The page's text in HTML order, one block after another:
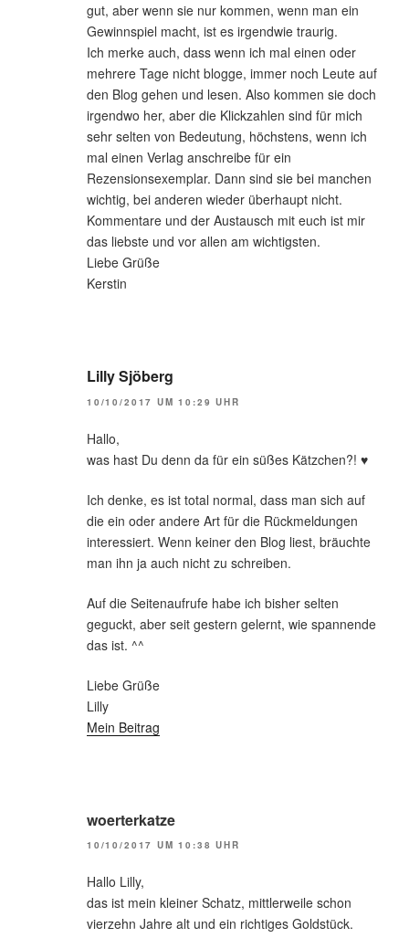
gut, aber wenn sie nur kommen, wenn man ein
Gewinnspiel macht, ist es irgendwie traurig.
Ich merke auch, dass wenn ich mal einen oder
mehrere Tage nicht blogge, immer noch Leute auf
den Blog gehen und lesen. Also kommen sie doch
irgendwo her, aber die Klickzahlen sind für mich
sehr selten von Bedeutung, höchstens, wenn ich
mal einen Verlag anschreibe für ein
Rezensionsexemplar. Dann sind sie bei manchen
wichtig, bei anderen wieder überhaupt nicht.
Kommentare und der Austausch mit euch ist mir
das liebste und vor allen am wichtigsten.
Liebe Grüße
Kerstin
Lilly Sjöberg
10/10/2017 UM 10:29 UHR
Hallo,
was hast Du denn da für ein süßes Kätzchen?! ♥
Ich denke, es ist total normal, dass man sich auf
die ein oder andere Art für die Rückmeldungen
interessiert. Wenn keiner den Blog liest, bräuchte
man ihn ja auch nicht zu schreiben.
Auf die Seitenaufrufe habe ich bisher selten
geguckt, aber seit gestern gelernt, wie spannende
das ist. ^^
Liebe Grüße
Lilly
Mein Beitrag
woerterkatze
10/10/2017 UM 10:38 UHR
Hallo Lilly,
das ist mein kleiner Schatz, mittlerweile schon
vierzehn Jahre alt und ein richtiges Goldstück.